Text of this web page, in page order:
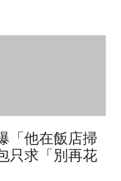
「他在飯店掃
只求「別再花